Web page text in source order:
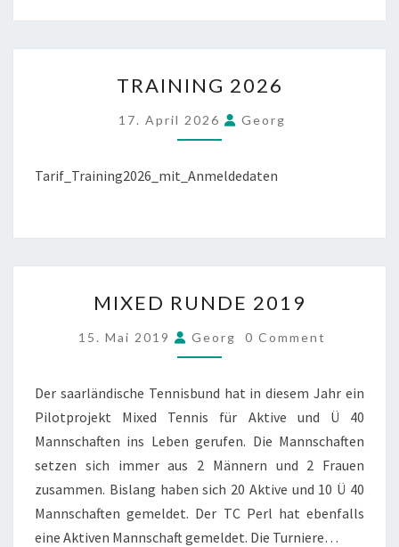
2026
TRAINING 2026
17. April 2026 Georg
Tarif_Training2026_mit_Anmeldedaten
RUNDE
2019
MIXED RUNDE 2019
15. Mai 2019 Georg COMMENTS
0 Comment
Der saarländische Tennisbund hat in diesem Jahr ein
Pilotprojekt Mixed Tennis für Aktive und Ü 40
Mannschaften ins Leben gerufen. Die Mannschaften
setzen sich immer aus 2 Männern und 2 Frauen
zusammen. Bislang haben sich 20 Aktive und 10 Ü 40
Mannschaften gemeldet. Der TC Perl hat ebenfalls
eine Aktiven Mannschaft gemeldet. Die Turniere…